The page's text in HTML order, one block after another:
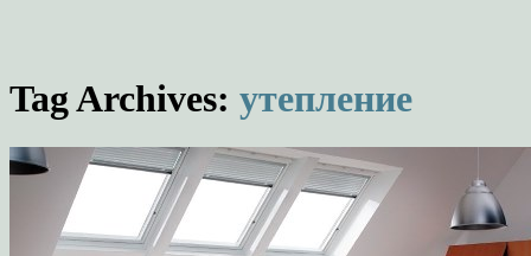
Tag Archives: утепление